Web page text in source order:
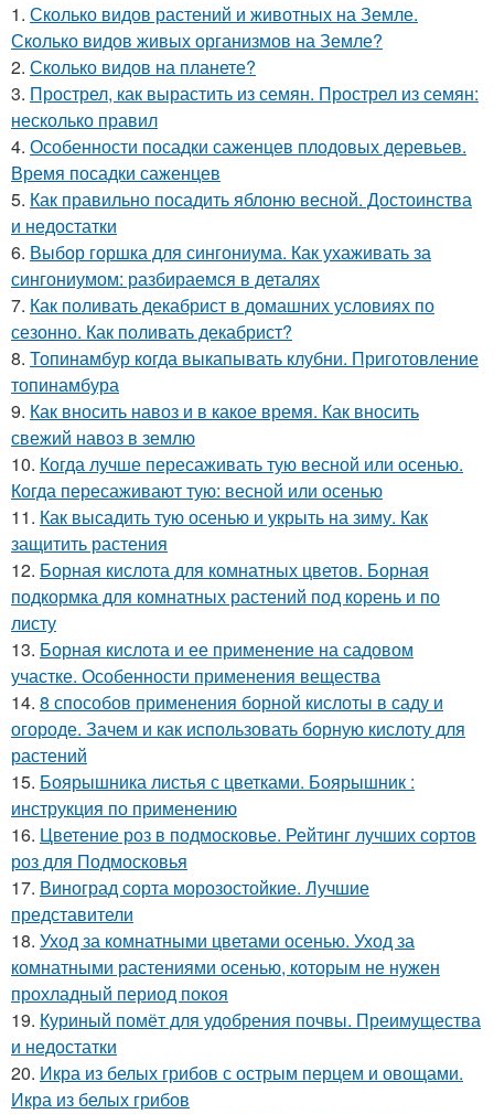
1. Сколько видов растений и животных на Земле.
Сколько видов живых организмов на Земле?
2. Сколько видов на планете?
3. Прострел, как вырастить из семян. Прострел из семян:
несколько правил
4. Особенности посадки саженцев плодовых деревьев.
Время посадки саженцев
5. Как правильно посадить яблоню весной. Достоинства
и недостатки
6. Выбор горшка для сингониума. Как ухаживать за
сингониумом: разбираемся в деталях
7. Как поливать декабрист в домашних условиях по
сезонно. Как поливать декабрист?
8. Топинамбур когда выкапывать клубни. Приготовление
топинамбура
9. Как вносить навоз и в какое время. Как вносить
свежий навоз в землю
10. Когда лучше пересаживать тую весной или осенью.
Когда пересаживают тую: весной или осенью
11. Как высадить тую осенью и укрыть на зиму. Как
защитить растения
12. Борная кислота для комнатных цветов. Борная
подкормка для комнатных растений под корень и по
листу
13. Борная кислота и ее применение на садовом
участке. Особенности применения вещества
14. 8 способов применения борной кислоты в саду и
огороде. Зачем и как использовать борную кислоту для
растений
15. Боярышника листья с цветками. Боярышник :
инструкция по применению
16. Цветение роз в подмосковье. Рейтинг лучших сортов
роз для Подмосковья
17. Виноград сорта морозостойкие. Лучшие
представители
18. Уход за комнатными цветами осенью. Уход за
комнатными растениями осенью, которым не нужен
прохладный период покоя
19. Куриный помёт для удобрения почвы. Преимущества
и недостатки
20. Икра из белых грибов с острым перцем и овощами.
Икра из белых грибов